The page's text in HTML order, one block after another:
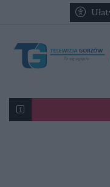
Przejdź do głównych
Przejdź do głównego
Karol
Ognisko